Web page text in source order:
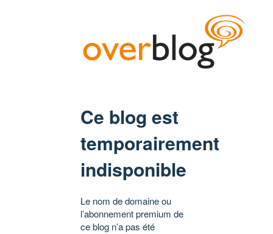
Ce blog est
temporairement
indisponible
Le nom de domaine ou
l’abonnement premium de
ce blog n’a pas été